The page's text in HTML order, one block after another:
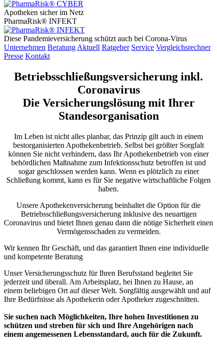
Apotheken sicher im Netz
PharmaRisk® INFEKT
Diese Pandemieversicherung schützt auch bei Corona-Virus
Unternehmen Beratung Aktuell Ratgeber Service Vergleichsrechner
Presse Kontakt
Betriebsschließungsversicherung inkl.
Coronavirus
Die Versicherungslösung mit Ihrer
Standesorganisation
Im Leben ist nicht alles planbar, das Prinzip gilt auch in einem
bestorganisierten Apothekenbetrieb. Selbst bei größter Sorgfalt
können Sie nicht verhindern, dass Ihr Apothekenbetrieb von einer
behördlichen Maßnahme zum Infektionsschutz betroffen ist und
sogar geschlossen werden kann. Wenn es plötzlich zu einer
Schließung kommt, kann es für Sie negative wirtschaftliche Folgen
haben.
Unsere Apothekenversicherung beinhaltet die Option für die
Betriebsschließungsversicherung inklusive des neuartigen
Coronavirus und bietet Ihnen genau dann die nötige Sicherheit einen
Vermögensschaden zu vermeiden.
Wir kennen Ihr Geschäft, und das garantiert Ihnen eine individuelle
und kompetente Beratung
Unser Versicherungsschutz für Ihren Berufsstand begleitet Sie
jederzeit und überall. Am Arbeitsplatz, bei Ihnen zu Hause, an
einem beliebigen Ort auf dieser Welt. Sorgfältig ausgewählt und auf
Ihre Bedürfnisse als Apothekerin oder Apotheker zugeschnitten.
Sie suchen nach Möglichkeiten, Ihre hohen Investitionen zu
schützen und streben für sich und Ihre Angehörigen nach
einem angemessenen Lebensstandard, auch für die Zukunft.